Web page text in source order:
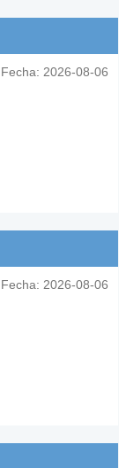
Fecha: 2026-08-06
Fecha: 2026-08-06